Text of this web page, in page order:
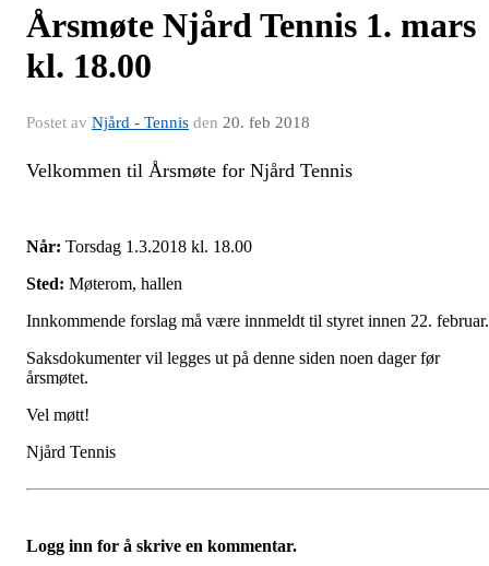
Årsmøte Njård Tennis 1. mars
kl. 18.00
Postet av Njård - Tennis den 20. feb 2018
Velkommen til Årsmøte for Njård Tennis
Når: Torsdag 1.3.2018 kl. 18.00
Sted: Møterom, hallen
Innkommende forslag må være innmeldt til styret innen 22. februar.
Saksdokumenter vil legges ut på denne siden noen dager før
årsmøtet.
Vel møtt!
Njård Tennis
Logg inn for å skrive en kommentar.